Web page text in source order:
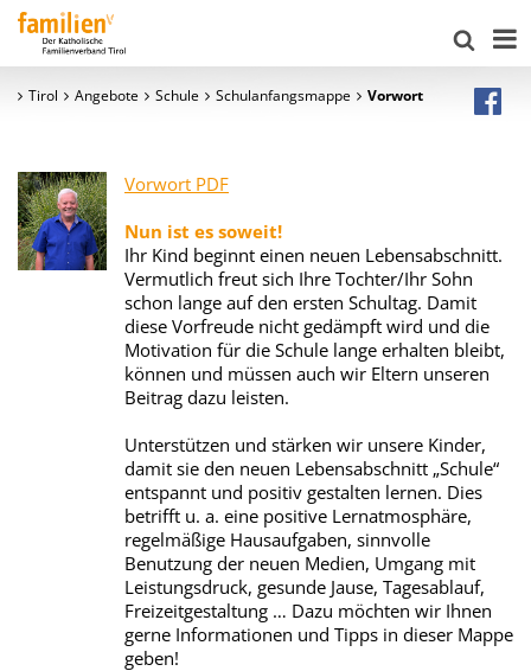
Tirol Angebote Schule Schulanfangsmappe Vorwort
Vorwort PDF
Nun ist es soweit!
Ihr Kind beginnt einen neuen Lebensabschnitt.
Vermutlich freut sich Ihre Tochter/Ihr Sohn
schon lange auf den ersten Schultag. Damit
diese Vorfreude nicht gedämpft wird und die
Motivation für die Schule lange erhalten bleibt,
können und müssen auch wir Eltern unseren
Beitrag dazu leisten.
Unterstützen und stärken wir unsere Kinder,
damit sie den neuen Lebensabschnitt „Schule“
entspannt und positiv gestalten lernen. Dies
betrifft u. a. eine positive Lernatmosphäre,
regelmäßige Hausaufgaben, sinnvolle
Benutzung der neuen Medien, Umgang mit
Leistungsdruck, gesunde Jause, Tagesablauf,
Freizeitgestaltung … Dazu möchten wir Ihnen
gerne Informationen und Tipps in dieser Mappe
geben!